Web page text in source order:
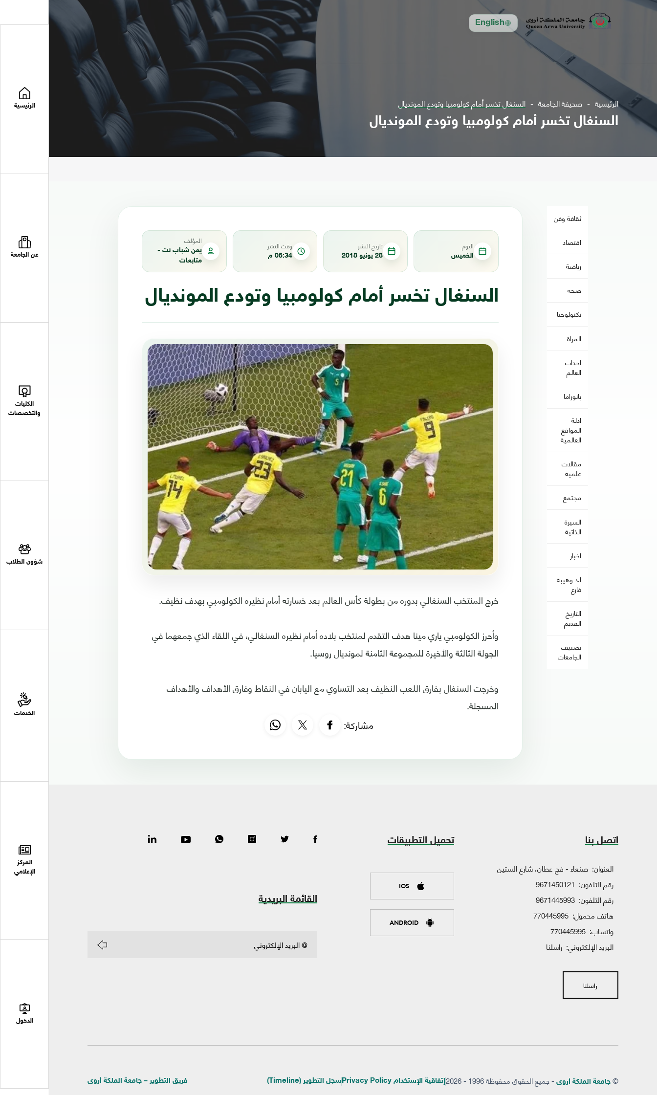
English
الرئيسية
عن الجامعة
الكليات
والتخصصات
شؤون الطلاب
الخدمات
المركز
الإعلامي
الدخول
الرئيسية صحيفة الجامعة السنغال تخسر أمام كولومبيا وتودع المونديال
السنغال تخسر أمام كولومبيا وتودع المونديال
ثقافة وفن
اقتصاد
رياضة
صحه
تكنولوجيا
المراة
احداث
العالم
بانوراما
ادلة
المواقع
العالمية
مقالات
علمية
مجتمع
السيرة
الذاتية
اخبار
ا.د وهيبة
فارع
التاريخ
القديم
تصنيف
الجامعات
اليوم
الخميس
تاريخ النشر
28 يونيو 2018
وقت النشر
05:34 م
المؤلف
يمن شباب نت -
متابعات
السنغال تخسر أمام كولومبيا وتودع المونديال
خرج المنتخب السنغالي بدوره من بطولة كأس العالم بعد خسارته أمام نظيره الكولومبي بهدف نظيف.
وأحرز الكولومبي ياري مينا هدف التقدم لمنتخب بلاده أمام نظيره السنغالي، في اللقاء الذي جمعهما في
الجولة الثالثة والأخيرة للمجموعة الثامنة لمونديال روسيا.
وخرجت السنغال بفارق اللعب النظيف بعد التساوي مع اليابان في النقاط وفارق الأهداف والأهداف
المسجلة.
مشاركة:
اتصل بنا
العنوان: صنعاء - فج عطان، شارع الستين
رقم التلفون: 9671450121
رقم التلفون: 9671445993
هاتف محمول: 770445995
واتساب: 770445995
البريد الإلكتروني: راسلنا
راسلنا
تحميل التطبيقات
IOS
ANDROID
القائمة البريدية
©جامعة الملكة أروى - جميع الحقوق محفوظة 1996 - 2026 إتفاقية الإستخدام Privacy Policy سجل التطوير (Timeline) فريق التطوير – جامعة الملكة أروى